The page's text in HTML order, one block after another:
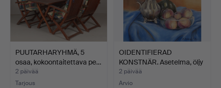
PUUTARHARYHMÄ, 5
osaa, kokoontaitettava pe…
2 päivää
Tarjous
OIDENTIFIERAD
KONSTNÄR. Asetelma, öljy
kan…
2 päivää
Arvio